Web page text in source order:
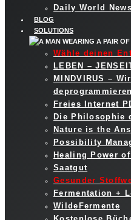
Daily World News
BLOG
SOLUTIONS
Wähle deinen
LEBEN –
MINDVIRUS –
deprogrammieren
Freies Internet
Die Philosophie
Nature is the
Possibility
Healing Power
Saatgut
Gesunder
Fermentation +
WildeFermente